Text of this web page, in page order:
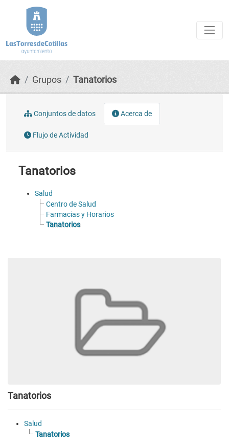
Grupos Tanatorios
Tanatorios
Salud
Tanatorios
Conjuntos de datos Acerca de
Flujo de Actividad
Tanatorios
Salud
Centro de Salud
Farmacias y Horarios
Tanatorios